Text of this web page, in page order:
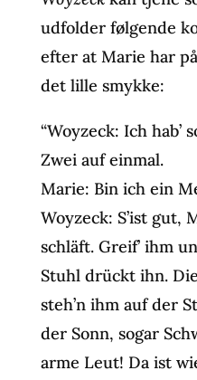
udfolder følgende
efter at Marie har
det lille smykke:
“Woyzeck: Ich hab’
Zwei auf einmal.
Marie: Bin ich ein
Woyzeck: S’ist gut,
schläft. Greif’ ihm
Stuhl drückt ihn.
steh’n ihm auf der
der Sonn, sogar
arme Leut! Da ist